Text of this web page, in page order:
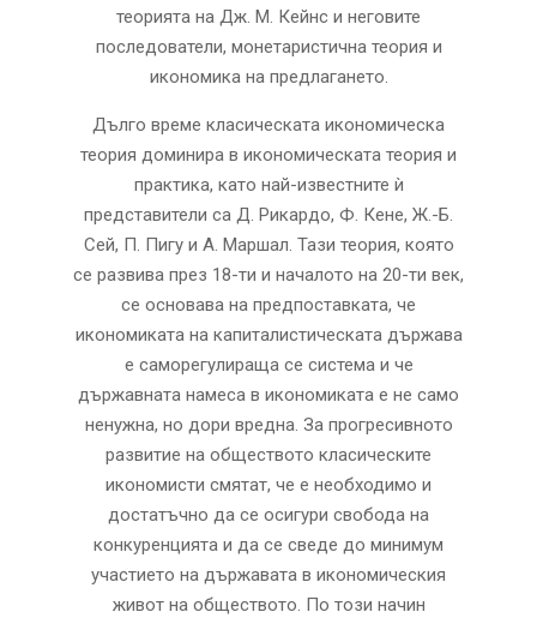
теорията на Дж. М. Кейнс и неговите
последователи, монетаристична теория и
икономика на предлагането.
Дълго време класическата икономическа
теория доминира в икономическата теория и
практика, като най-известните ѝ
представители са Д. Рикардо, Ф. Кене, Ж.-Б.
Сей, П. Пигу и А. Маршал. Тази теория, която
се развива през 18-ти и началото на 20-ти век,
се основава на предпоставката, че
икономиката на капиталистическата държава
е саморегулираща се система и че
държавната намеса в икономиката е не само
ненужна, но дори вредна. За прогресивното
развитие на обществото класическите
икономисти смятат, че е необходимо и
достатъчно да се осигури свобода на
конкуренцията и да се сведе до минимум
участието на държавата в икономическия
живот на обществото. По този начин